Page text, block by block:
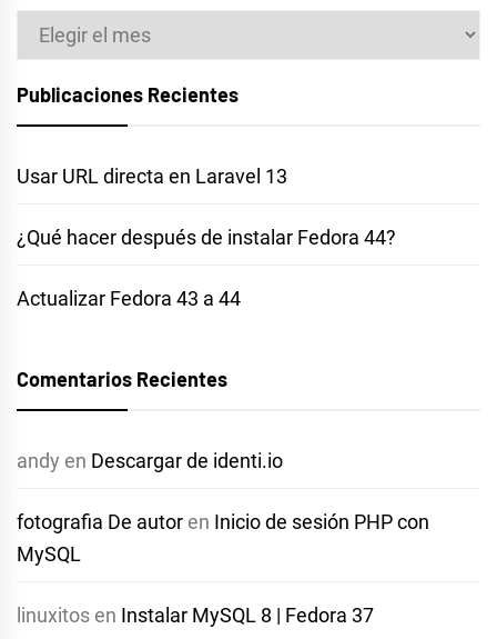
Archivos
Publicaciones Recientes
Usar URL directa en Laravel 13
¿Qué hacer después de instalar Fedora 44?
Actualizar Fedora 43 a 44
Comentarios Recientes
andy en Descargar de identi.io
fotografia De autor en Inicio de sesión PHP con
MySQL
linuxitos en Instalar MySQL 8 | Fedora 37